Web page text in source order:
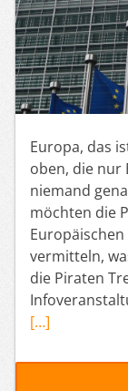
Europa, das
oben, die nur
niemand
möchten die
vermitteln,
die Piraten
[…]